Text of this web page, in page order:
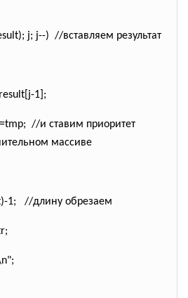
j; j--) //вставляем результат
result[j-1];
//и ставим приоритет
массиве
1; //длину обрезаем
;